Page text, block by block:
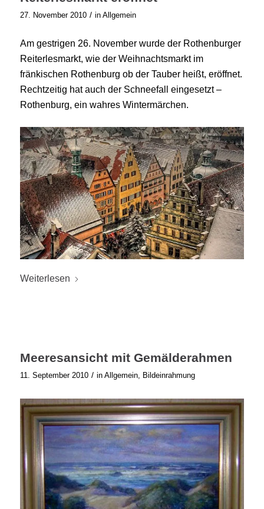
27. November 2010 / in Allgemein
Am gestrigen 26. November wurde der Rothenburger
Reiterlesmarkt, wie der Weihnachtsmarkt im
fränkischen Rothenburg ob der Tauber heißt, eröffnet.
Rechtzeitig hat auch der Schneefall eingesetzt –
Rothenburg, ein wahres Wintermärchen.
Weiterlesen
Meeresansicht mit Gemälderahmen
11. September 2010 / in Allgemein, Bildeinrahmung